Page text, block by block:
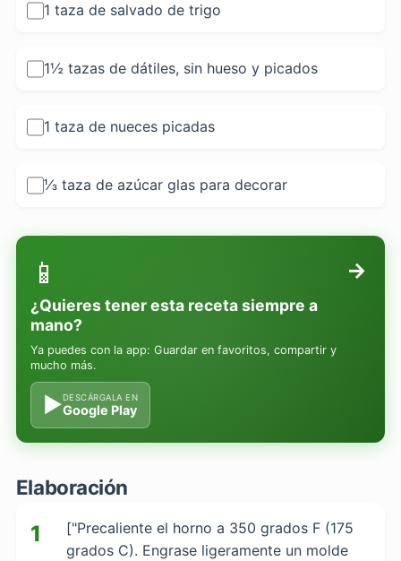
1 taza de salvado de trigo
1½ tazas de dátiles, sin hueso y picados
1 taza de nueces picadas
⅓ taza de azúcar glas para decorar
📱
¿Quieres tener esta receta siempre a
mano?
Ya puedes con la app: Guardar en favoritos, compartir y
mucho más.
▶DESCÁRGALA EN
Google Play
→
Elaboración
1
["Precaliente el horno a 350 grados F (175
grados C). Engrase ligeramente un molde